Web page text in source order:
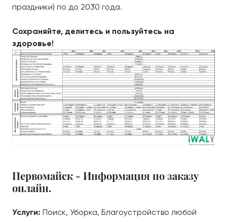
праздники) по до 2030 года.
Сохраняйте, делитесь и пользуйтесь на
здоровье!
Первомайск - Информация по заказу
онлайн.
Услуги: Поиск, Уборка, Благоустройство любой